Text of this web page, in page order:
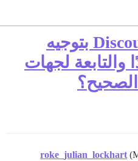
هل يقوم فريق Discourse بتوجيه
والتابعة لجهات
roke_julian_lockhart